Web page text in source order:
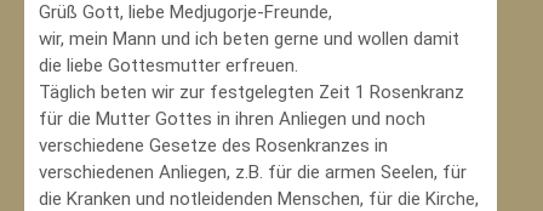
Grüß Gott, liebe Medjugorje-Freunde,
wir, mein Mann und ich beten gerne und wollen damit
die liebe Gottesmutter erfreuen.
Täglich beten wir zur festgelegten Zeit 1 Rosenkranz
für die Mutter Gottes in ihren Anliegen und noch
verschiedene Gesetze des Rosenkranzes in
verschiedenen Anliegen, z.B. für die armen Seelen, für
die Kranken und notleidenden Menschen, für die Kirche,